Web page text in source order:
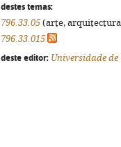
destes temas:
796.33.05 (arte,
796.33.015
deste editor: Universidade de